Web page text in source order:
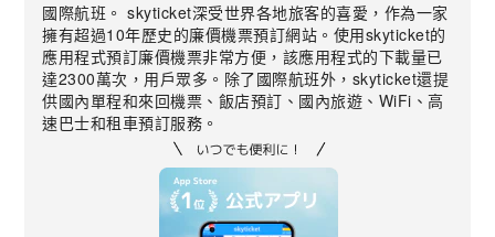
國際航班。 skyticket深受世界各地旅客的喜愛，作為一家
擁有超過10年歷史的廉價機票預訂網站。使用skyticket的
應用程式預訂廉價機票非常方便，該應用程式的下載量已
達2300萬次，用戶眾多。除了國際航班外，skyticket還提
供國內單程和來回機票、飯店預訂、國內旅遊、WiFi、高
速巴士和租車預訂服務。